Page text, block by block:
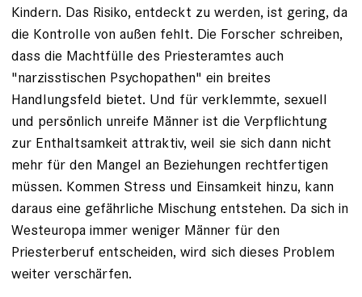
Kindern. Das Risiko, entdeckt zu werden, ist gering, da
die Kontrolle von außen fehlt. Die Forscher schreiben,
dass die Machtfülle des Priesteramtes auch
"narzisstischen Psychopathen" ein breites
Handlungsfeld bietet. Und für verklemmte, sexuell
und persönlich unreife Männer ist die Verpflichtung
zur Enthaltsamkeit attraktiv, weil sie sich dann nicht
mehr für den Mangel an Beziehungen rechtfertigen
müssen. Kommen Stress und Einsamkeit hinzu, kann
daraus eine gefährliche ­Mischung entstehen. Da sich in
Westeuropa immer weniger Männer für den
Priesterberuf entscheiden, wird sich dieses Problem
weiter verschärfen.